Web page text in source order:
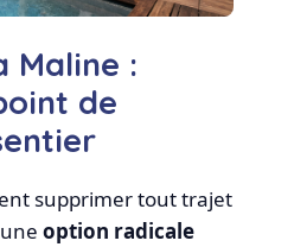
Maline :
de
supprimer tout trajet
uneoption radicale